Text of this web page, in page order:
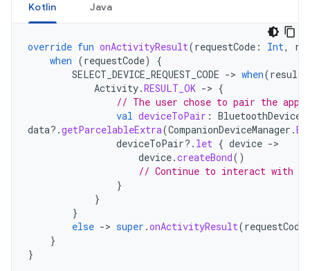
Kotlin Java
override fun onActivityResult(requestCode : Int,
when (requestCode)
{
SELECT_DEVICE_REQUEST_CODE -> when(
Activity.RESULT_OK -> {
// The user chose to pair the app
val deviceToPair :
data?.getParcelableExtra(CompanionDeviceManager .
deviceToPair?. let { device -
device.createBond()
// Continue to interact with
}
}
}
else -> super .onActivityResult(requestCode
}
}